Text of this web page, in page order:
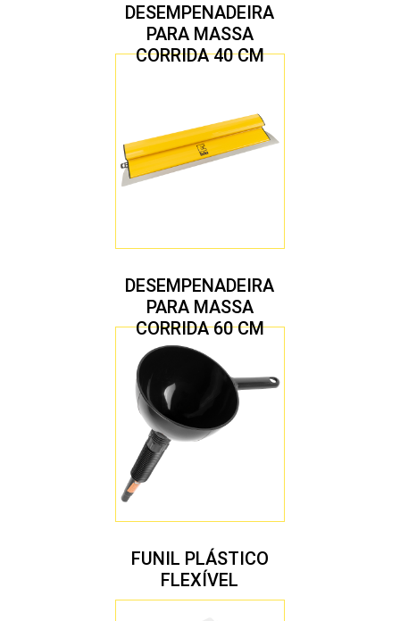
DESEMPENADEIRA
PARA MASSA
CORRIDA 40 CM
DESEMPENADEIRA
PARA MASSA
CORRIDA 60 CM
FUNIL PLÁSTICO
FLEXÍVEL